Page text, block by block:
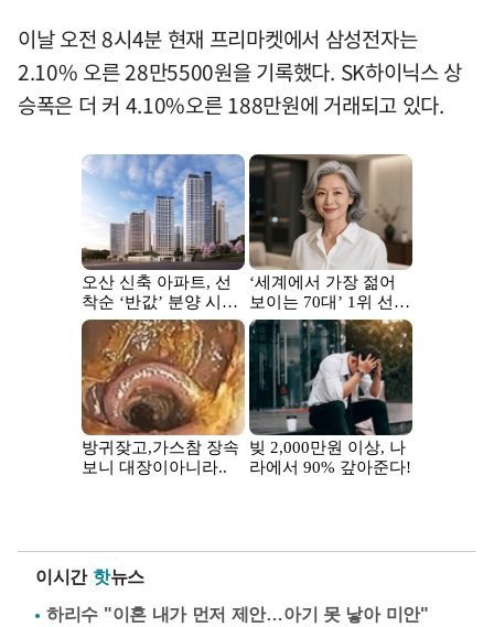
이날 오전 8시4분 현재 프리마켓에서 삼성전자는
2.10% 오른 28만5500원을 기록했다. SK하이닉스 상
승폭은 더 커 4.10%오른 188만원에 거래되고 있다.
이시간 핫뉴스
하리수 "이혼 내가 먼저 제안…아기 못 낳아 미안"